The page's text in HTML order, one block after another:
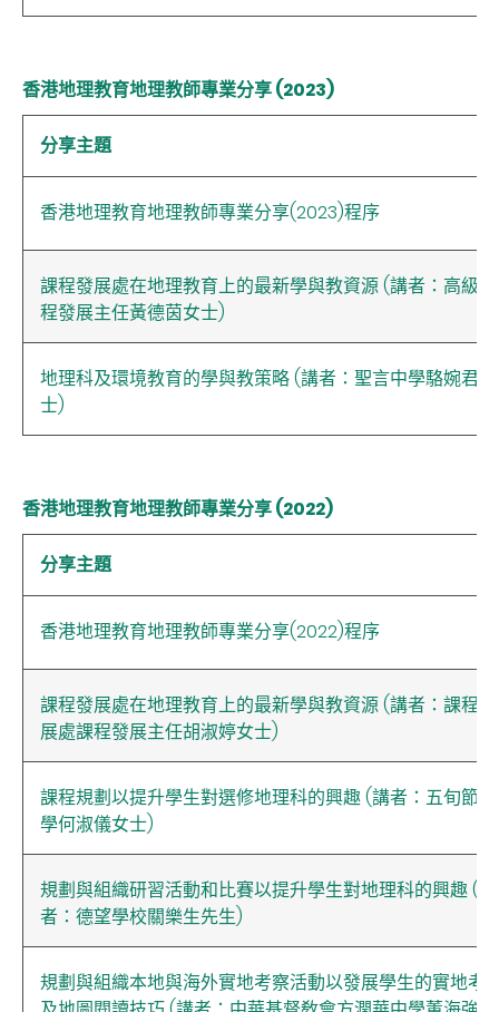
香港地理教育地理教師專業分享 (2023)
分享主題
香港地理教育地理教師專業分享(2023)程序
課程發展處在地理教育上的最新學與教資源 (講者：高級課
程發展主任黃德茵女士)
地理科及環境教育的學與教策略 (講者：聖言中學駱婉君女
士)
香港地理教育地理教師專業分享 (2022)
分享主題
香港地理教育地理教師專業分享(2022)程序
課程發展處在地理教育上的最新學與教資源 (講者：課程發
展處課程發展主任胡淑婷女士)
課程規劃以提升學生對選修地理科的興趣 (講者：五旬節中
學何淑儀女士)
規劃與組織研習活動和比賽以提升學生對地理科的興趣 (講
者：德望學校關樂生先生)
規劃與組織本地與海外實地考察活動以發展學生的實地考